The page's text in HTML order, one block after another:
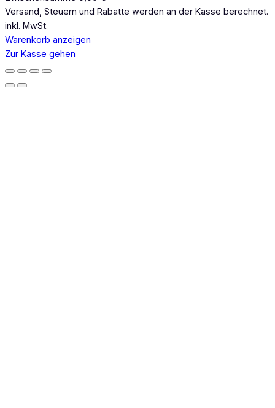
Produkte
im
Warenkorb
Versand, Steuern und Rabatte werden an der Kasse berechnet.
inkl. MwSt.
Warenkorb anzeigen
Zur Kasse gehen